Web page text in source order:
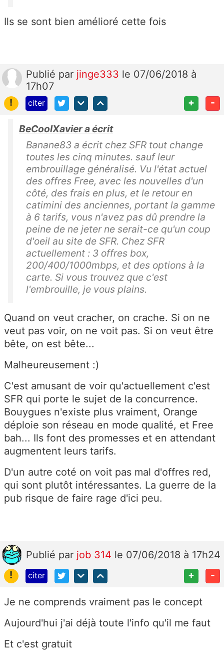
Ils se sont bien amélioré cette fois
Publié par jinge333 le 07/06/2018 à
17h07
!
citer + -
BeCoolXavier a écrit
Banane83 a écrit chez SFR tout change
toutes les cinq minutes. sauf leur
embrouillage généralisé. Vu l'état actuel
des offres Free, avec les nouvelles d'un
côté, des frais en plus, et le retour en
catimini des anciennes, portant la gamme
à 6 tarifs, vous n'avez pas dû prendre la
peine de ne jeter ne serait-ce qu'un coup
d'oeil au site de SFR. Chez SFR
actuellement : 3 offres box,
200/400/1000mbps, et des options à la
carte. Si vous trouvez que c'est
l'embrouille, je vous plains.
Quand on veut cracher, on crache. Si on ne
veut pas voir, on ne voit pas. Si on veut être
bête, on est bête...
Malheureusement :)
C'est amusant de voir qu'actuellement c'est
SFR qui porte le sujet de la concurrence.
Bouygues n'existe plus vraiment, Orange
déploie son réseau en mode qualité, et Free
bah... Ils font des promesses et en attendant
augmentent leurs tarifs.
D'un autre coté on voit pas mal d'offres red,
qui sont plutôt intéressantes. La guerre de la
pub risque de faire rage d'ici peu.
Publié par job 314 le 07/06/2018 à 17h24
!
citer + -
Je ne comprends vraiment pas le concept
Aujourd'hui j'ai déjà toute l'info qu'il me faut
Et c'est gratuit